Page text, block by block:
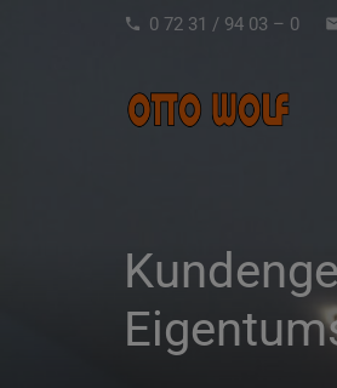
phone 0 72 31 / 94 03 – 0